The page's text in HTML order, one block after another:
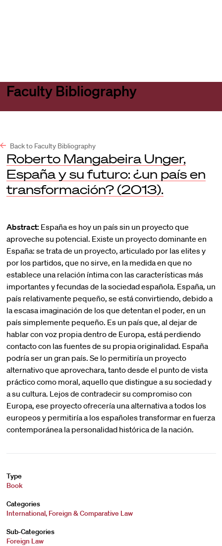
Faculty Bibliography
Back to Faculty Bibliography
Roberto Mangabeira Unger,
España y su futuro: ¿un país en
transformación? (2013).
Abstract: España es hoy un país sin un proyecto que
aproveche su potencial. Existe un proyecto dominante en
España: se trata de un proyecto, articulado por las elites y
por los partidos, que no sirve, en la medida en que no
establece una relación íntima con las características más
importantes y fecundas de la sociedad española. España, un
país relativamente pequeño, se está convirtiendo, debido a
la escasa imaginación de los que detentan el poder, en un
país simplemente pequeño. Es un país que, al dejar de
hablar con voz propia dentro de Europa, está perdiendo
contacto con las fuentes de su propia originalidad. España
podría ser un gran país. Se lo permitiría un proyecto
alternativo que aprovechara, tanto desde el punto de vista
práctico como moral, aquello que distingue a su sociedad y
a su cultura. Lejos de contradecir su compromiso con
Europa, ese proyecto ofrecería una alternativa a todos los
europeos y permitiría a los españoles transformar en fuerza
contemporánea la personalidad histórica de la nación.
Type
Book
Categories
International, Foreign & Comparative Law
Sub-Categories
Foreign Law